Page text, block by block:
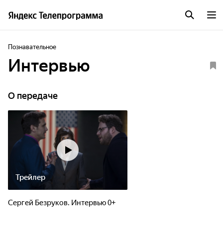
Познавательное
Интервью
О передаче
Трейлер
Сергей Безруков. Интервью 0+